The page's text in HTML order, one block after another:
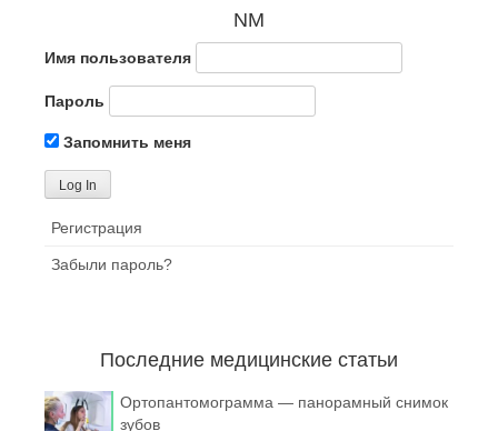
NM
Имя пользователя
Пароль
Запомнить меня
Регистрация
Забыли пароль?
Последние медицинские статьи
Ортопантомограмма — панорамный снимок
зубов